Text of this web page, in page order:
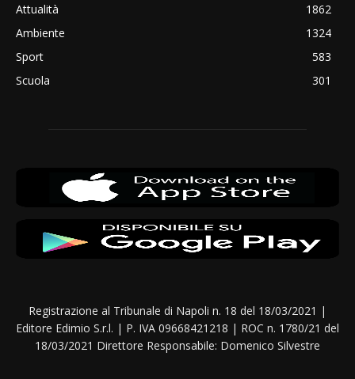
Attualità
1862
Ambiente
1324
Sport
583
Scuola
301
Registrazione al Tribunale di Napoli n. 18 del 18/03/2021 |
Editore Edimio S.r.l. | P. IVA 09668421218 | ROC n. 1780/21 del
18/03/2021 Direttore Responsabile: Domenico Silvestre